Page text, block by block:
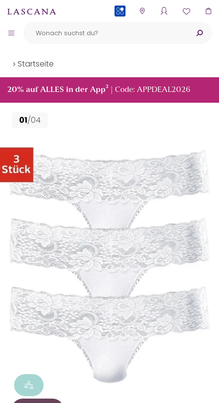
Startseite
20% auf ALLES in der App² | Code: APPDEAL2026
01/04